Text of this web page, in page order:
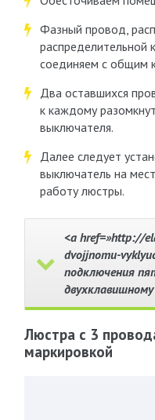
Фазный провод,
распределительной
соединяем с общим
Два оставшихся
к каждому
выключателя.
Далее следует
выключатель на
работу люстры.
<a href=»http://
dvojjnomu-
подключения
Люстра с 3
маркировкой